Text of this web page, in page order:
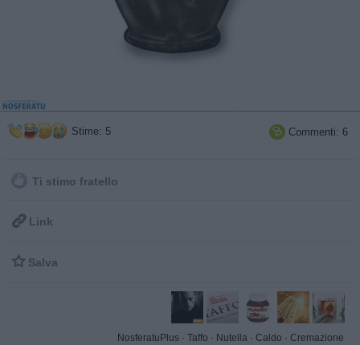
Stime: 5  Commenti: 6
Ti stimo fratello
 Link
 Salva
NosferatuPlus · Taffo · Nutella · Caldo · Cremazione